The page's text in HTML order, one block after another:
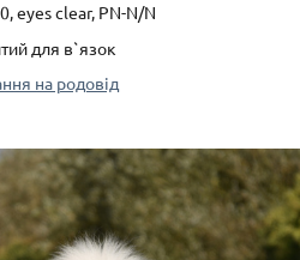
eyes clear, PN-N/N
для в`язок
на родовід